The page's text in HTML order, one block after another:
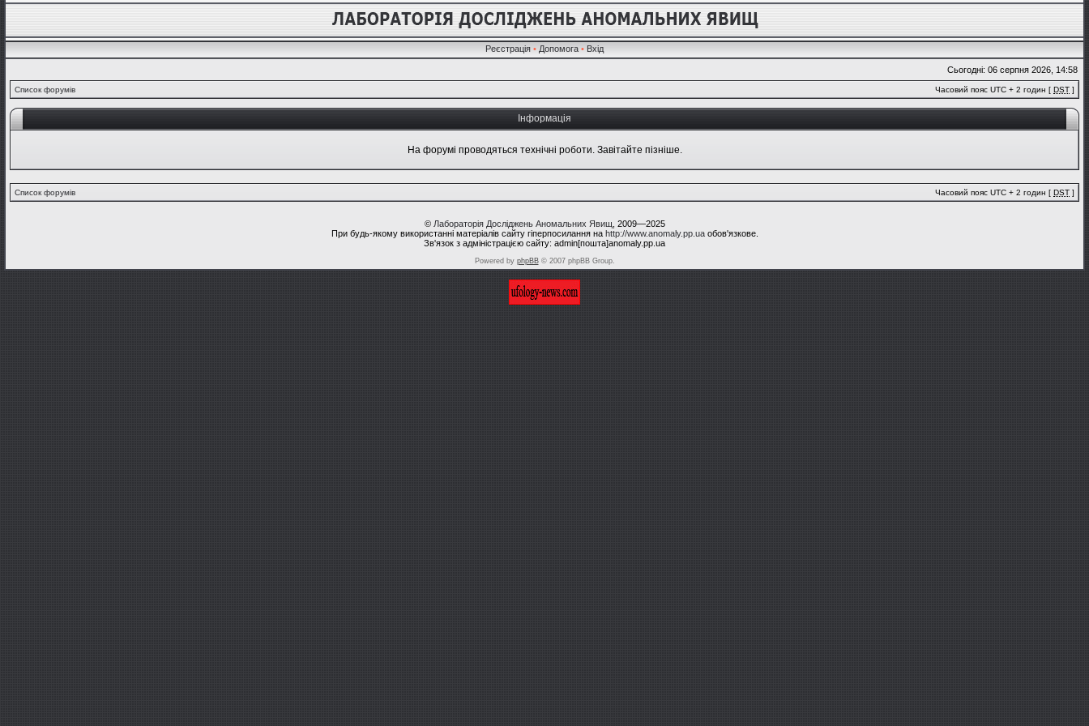
Реєстрація • Допомога • Вхід
Сьогодні: 06 серпня 2026, 14:58
Список форумів Часовий пояс UTC + 2 годин [ DST ]
Інформація
На форумі проводяться технічні роботи. Завітайте пізніше.
Список форумів Часовий пояс UTC + 2 годин [ DST ]
© Лабораторія Досліджень Аномальних Явищ , 2009—2025
При будь-якому використанні матеріалів сайту гіперпосилання на http://www.anomaly.pp.uaобов'язкове.
Зв'язок з адміністрацією сайту: admin[пошта]anomaly.pp.ua
Powered by phpBB© 2007 phpBB Group.